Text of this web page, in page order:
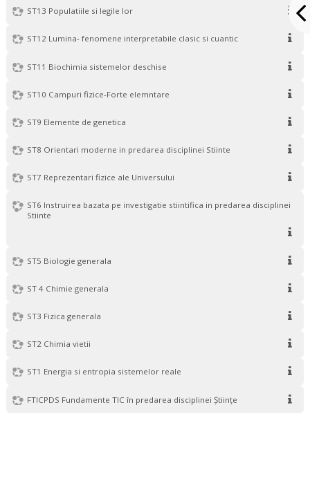
ST13 Populatiile si legile lor
ST12 Lumina- fenomene interpretabile clasic si cuantic
ST11 Biochimia sistemelor deschise
ST10 Campuri fizice-Forte elemntare
ST9 Elemente de genetica
ST8 Orientari moderne in predarea disciplinei Stiinte
ST7 Reprezentari fizice ale Universului
ST6 Instruirea bazata pe investigatie stiintifica in predarea disciplinei
Stiinte
ST5 Biologie generala
ST 4 Chimie generala
ST3 Fizica generala
ST2 Chimia vietii
ST1 Energia si entropia sistemelor reale
FTICPDS Fundamente TIC în predarea disciplinei Științe